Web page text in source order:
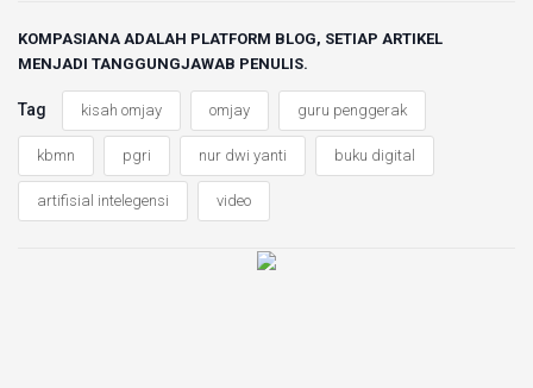
KOMPASIANA ADALAH PLATFORM BLOG, SETIAP ARTIKEL
MENJADI TANGGUNGJAWAB PENULIS.
Tag kisah omjay omjay guru penggerak
kbmn pgri nur dwi yanti buku digital
artifisial intelegensi video